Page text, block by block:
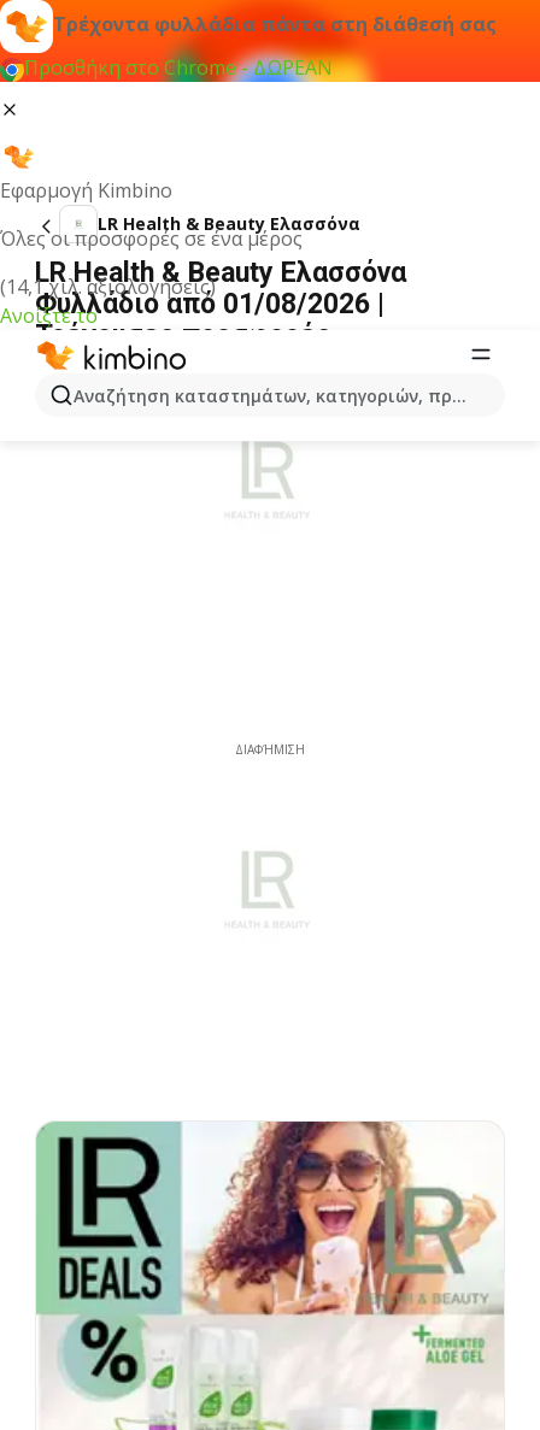
Τρέχοντα φυλλάδια πάντα στη διάθεσή σας
Προσθήκη στο Chrome - ΔΩΡΕΑΝ
Εφαρμογή Kimbino
Όλες οι προσφορές σε ένα μέρος
(14,1 χιλ. αξιολογήσεις)
Ανοίξτε το
Αναζήτηση καταστημάτων, κατηγοριών, προϊόντων...
LR Health & Beauty Ελασσόνα
LR Health & Beauty Ελασσόνα
Φυλλάδιο από 01/08/2026 |
Τρέχουσες προσφορές
ΔΙΑΦΉΜΙΣΗ